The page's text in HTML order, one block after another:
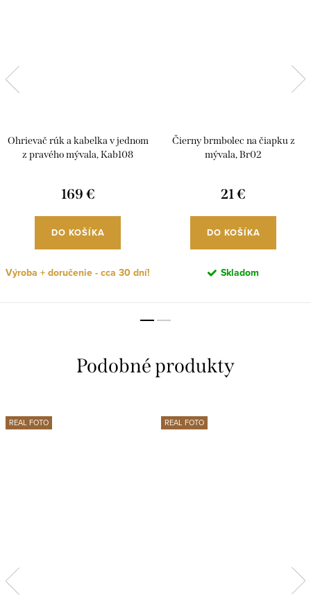
Ohrievač rúk a kabelka v jednom
z pravého mývala, Kab108
169 €
DO KOŠÍKA
Výroba + doručenie - cca 30 dní!
Čierny brmbolec na čiapku z
mývala, Br02
21 €
DO KOŠÍKA
Skladom
REAL FOTO REAL FOTO